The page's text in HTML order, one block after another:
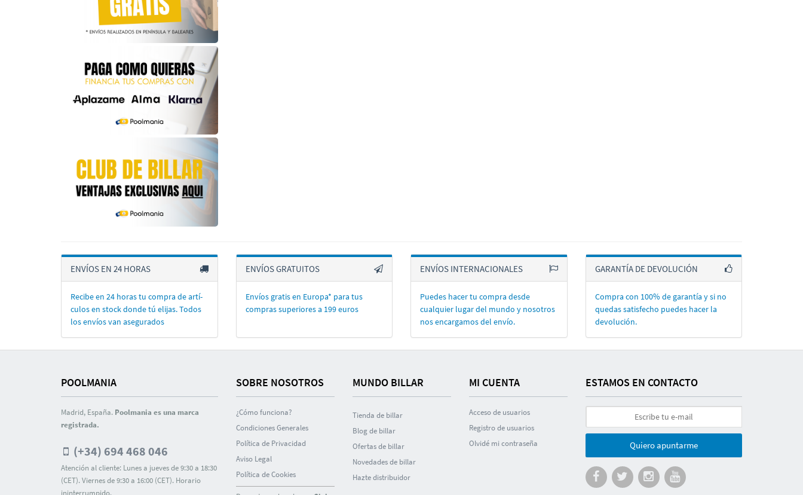
ENVÍOS EN 24 HORAS
Recibe en 24 horas tu compra de artí­
culos en stock donde tú elijas. Todos
los enví­os van asegurados
ENVÍOS GRATUITOS
Envíos gratis en Europa* para tus
compras superiores a 199 euros
ENVÍOS INTERNACIONALES
Puedes hacer tu compra desde
cualquier lugar del mundo y nosotros
nos encargamos del enví­o.
GARANTÍA DE DEVOLUCIÓN
Compra con 100% de garantí­a y si no
quedas satisfecho puedes hacer la
devolución.
POOLMANIA
Madrid, España. Poolmania es una marca
registrada.
(+34) 694 468 046
Atención al cliente: Lunes a jueves de 9:30 a 18:30
(CET). Viernes de 9:30 a 16:00 (CET). Horario
ininterrumpido.
SOBRE NOSOTROS
¿Cómo funciona?
Condiciones Generales
Polí­tica de Privacidad
Aviso Legal
Polí­tica de Cookies
MUNDO BILLAR
Tienda de billar
Blog de billar
Ofertas de billar
Novedades de billar
Hazte distribuidor
MI CUENTA
Acceso de usuarios
Registro de usuarios
Olvidé mi contraseña
ESTAMOS EN CONTACTO
Quiero apuntarme